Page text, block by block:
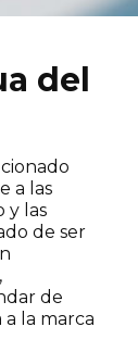
del
a las
y las
de ser
de
la marca